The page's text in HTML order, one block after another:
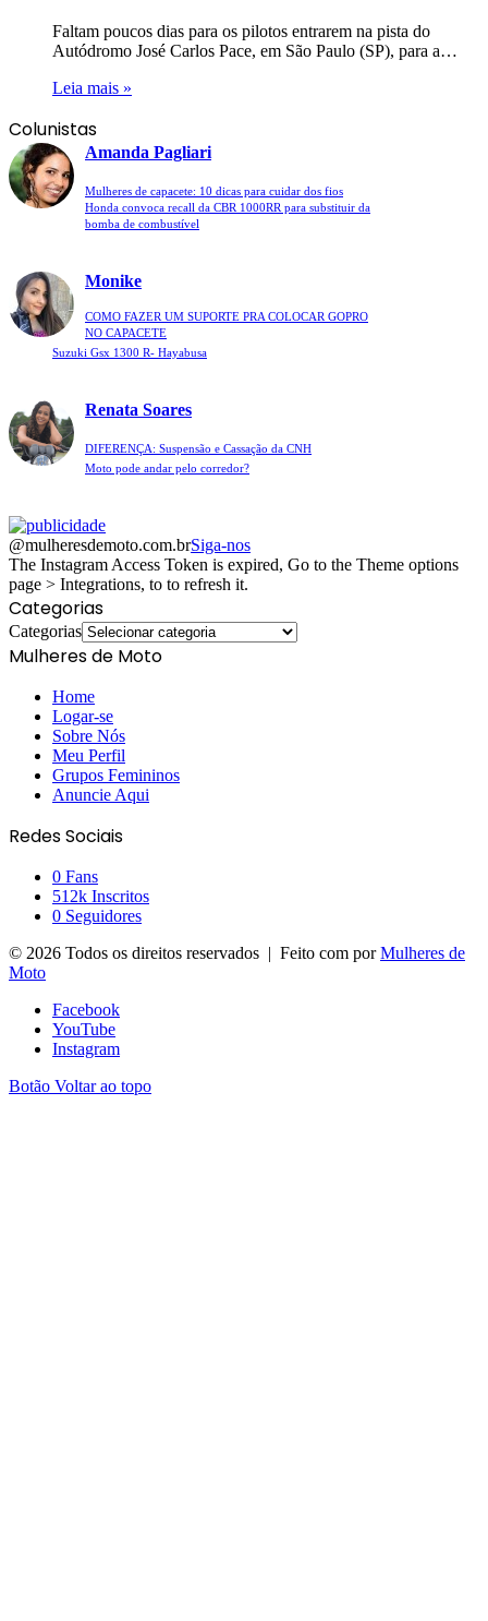
Faltam poucos dias para os pilotos entrarem na pista do
Autódromo José Carlos Pace, em São Paulo (SP), para a…
Leia mais »
Colunistas
Amanda Pagliari
Mulheres de capacete: 10 dicas para cuidar dos fios
Honda convoca recall da CBR 1000RR para substituir da
bomba de combustível
Monike
COMO FAZER UM SUPORTE PRA COLOCAR GOPRO
NO CAPACETE
Suzuki Gsx 1300 R- Hayabusa
Renata Soares
DIFERENÇA: Suspensão e Cassação da CNH
Moto pode andar pelo corredor?
@mulheresdemoto.com.brSiga-nos
The Instagram Access Token is expired, Go to the Theme options
page > Integrations, to to refresh it.
Categorias
Categorias
Mulheres de Moto
Home
Logar-se
Sobre Nós
Meu Perfil
Grupos Femininos
Anuncie Aqui
Redes Sociais
0 Fans
512k Inscritos
0 Seguidores
© 2026 Todos os direitos reservados | Feito com porMulheres de
Moto
Facebook
YouTube
Instagram
Botão Voltar ao topo